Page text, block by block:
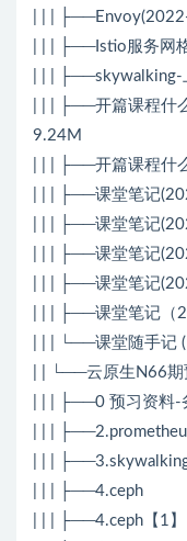
| | |
| | | ├──Istio服务网
| | |
| | | ├──开篇课程什
9.24M
| | | ├──开篇课程什
| | | ├──课堂笔记
| | | ├──课堂笔记
| | | ├──课堂笔记
| | | ├──课堂笔记
| | | ├──课堂笔记
| | | └──课堂随手记
| | └──云原生N66
| | | ├──0 预习资料-
| | |
| | |
| | | ├──4.ceph
| | | ├──4.ceph【1】